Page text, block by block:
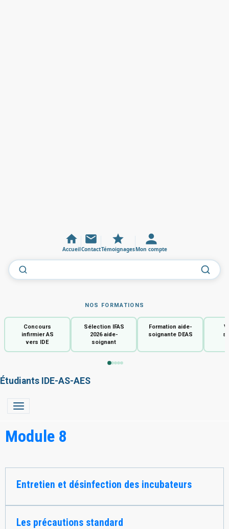
AccueilContactTémoignagesMon compte
NOS FORMATIONS
Concours
infirmier AS
vers IDE
Sélection IFAS
2026 aide-
soignant
Formation aide-
soignante DEAS
Étudiants IDE-AS-AES
Module 8
Entretien et désinfection des incubateurs
Les précautions standard